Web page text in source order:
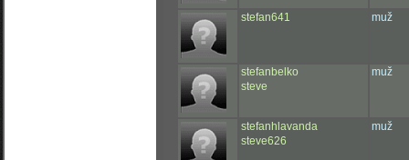
stefan641
muž
stefanbelko
steve
muž
stefanhlavanda
steve626
muž